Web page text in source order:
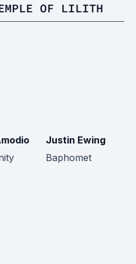
OF LILITH
Justin Ewing
Baphomet